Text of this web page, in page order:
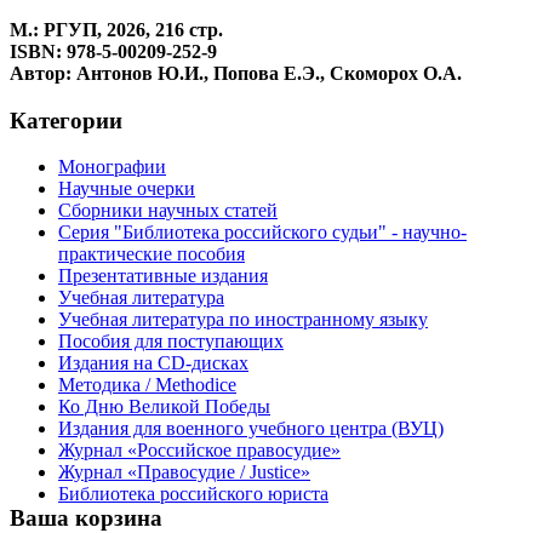
М.: РГУП, 2026, 216 стр.
ISBN: 978-5-00209-252-9
Автор: Антонов Ю.И., Попова Е.Э., Скоморох О.А.
Категории
Монографии
Научные очерки
Сборники научных статей
Серия "Библиотека российского судьи" - научно-
практические пособия
Презентативные издания
Учебная литература
Учебная литература по иностранному языку
Пособия для поступающих
Издания на CD-дисках
Методика / Methodice
Ко Дню Великой Победы
Издания для военного учебного центра (ВУЦ)
Журнал «Российское правосудие»
Журнал «Правосудие / Justice»
Библиотека российского юриста
Ваша корзина